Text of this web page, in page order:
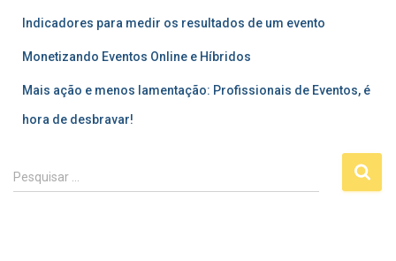
Indicadores para medir os resultados de um evento
Monetizando Eventos Online e Híbridos
Mais ação e menos lamentação: Profissionais de Eventos, é
hora de desbravar!
P
e
Pesquisar …